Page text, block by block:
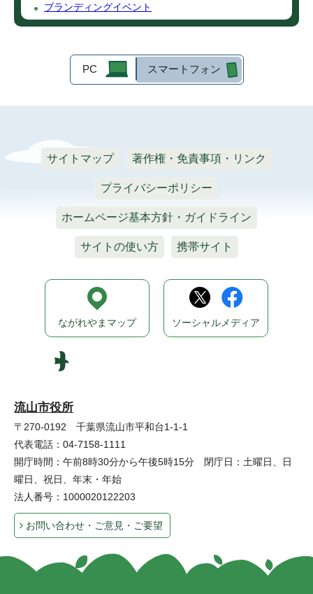
ブランディングイベント
PC スマートフォン
サイトマップ 著作権・免責事項・リンク
プライバシーポリシー
ホームページ基本方針・ガイドライン
サイトの使い方 携帯サイト
流山市役所
〒270-0192 千葉県流山市平和台1-1-1
代表電話：04-7158-1111
開庁時間：午前8時30分から午後5時15分 閉庁日：土曜日、日
曜日、祝日、年末・年始
法人番号：1000020122203
お問い合わせ・ご意見・ご要望
ながれやまマップ ソーシャルメディア